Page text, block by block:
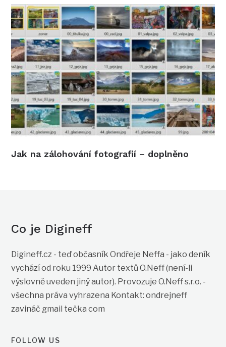
Jak na zálohování fotografií – doplněno
Co je Digineff
Digineff.cz - teď občasník Ondřeje Neffa - jako deník
vychází od roku 1999 Autor textů O.Neff (není-li
výslovně uveden jiný autor). Provozuje O.Neff s.r.o. -
všechna práva vyhrazena Kontakt: ondrejneff
zavináč gmail tečka com
FOLLOW US